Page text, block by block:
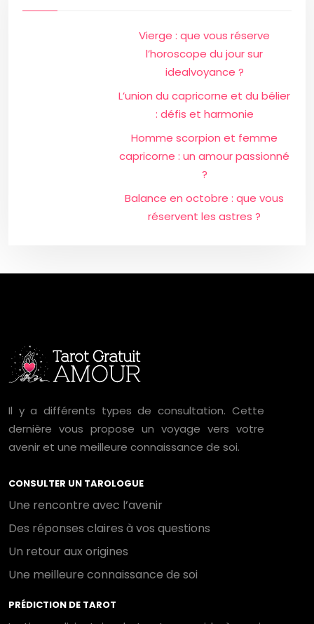
Vierge : que vous réserve
l’horoscope du jour sur
idealvoyance ?
L’union du capricorne et du bélier
: défis et harmonie
Homme scorpion et femme
capricorne : un amour passionné
?
Balance en octobre : que vous
réservent les astres ?
Il y a différents types de consultation. Cette
dernière vous propose un voyage vers votre
avenir et une meilleure connaissance de soi.
CONSULTER UN TAROLOGUE
Une rencontre avec l’avenir
Des réponses claires à vos questions
Un retour aux origines
Une meilleure connaissance de soi
PRÉDICTION DE TAROT